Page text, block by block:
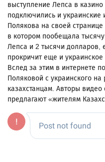
выступление Лепса в
подключились и
Полякова на своей
в котором пообещала
Лепса и 2 тысячи долларов,
прокричит еще и украинское
Вслед за этим в интернете
Поляковой с украинского
казахстанцам. Авторы
предлагают «жителям